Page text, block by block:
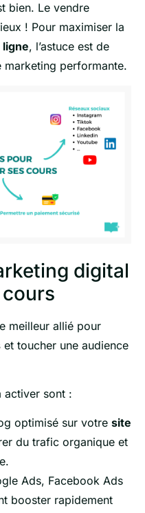
bien. Le vendre
! Pour maximiser la
, l’astuce est de
marketing performante.
digital
meilleur allié pour
et toucher une audience
activer sont :
optimisé sur votre site
du trafic organique et
Ads, Facebook Ads
booster rapidement